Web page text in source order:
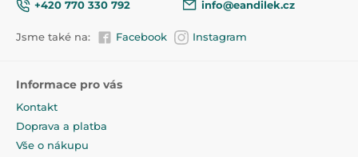
60 cm
Výška čela od země
(bez koleček)
Výška stahovací
bočnice dole
+420 770 330 792
info@eandilek.cz
Jsme také na: Facebook Instagram
Informace pro vás
Kontakt
Doprava a platba
Vše o nákupu